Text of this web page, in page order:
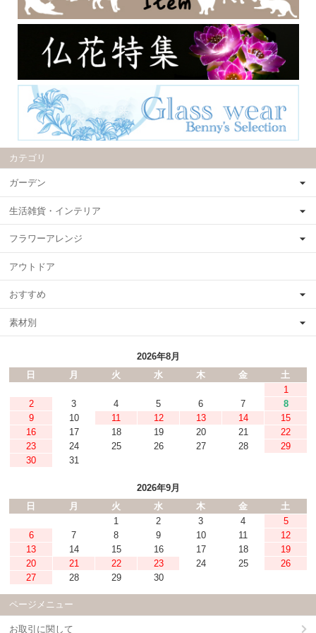
カテゴリ
ガーデン
生活雑貨・インテリア
フラワーアレンジ
アウトドア
おすすめ
素材別
2026年8月
日
月 火 水 木 金
土
1
2
3 4 5 6 7
8
9
10 11 12 13 14
15
16
17 18 19 20 21
22
23
24 25 26 27 28
29
30
31
2026年9月
日
月 火 水 木 金
土
1
2 3 4
5
6
7 8 9 10 11
12
13
14 15 16 17 18
19
20
21 22 23 24 25
26
27
28 29 30
ページメニュー
お取引に関して